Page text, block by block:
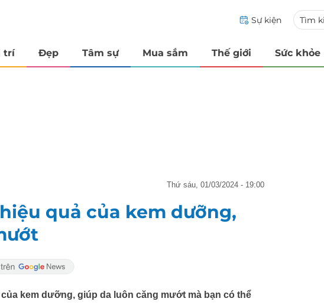
Sự kiện
trí Đẹp Tâm sự Mua sắm Thế giới Sức khỏe
thứ sáu, 01/03/2024 - 19:00
quả của kem dưỡng,
kem dưỡng, giúp da luôn căng mướt mà bạn có thể